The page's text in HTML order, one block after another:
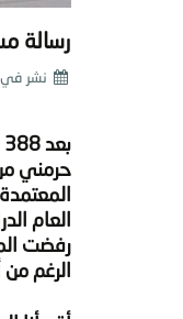
رسالة
نشر في
حرمني
العام
رفضت
الرغم من أنه تم إخلاء